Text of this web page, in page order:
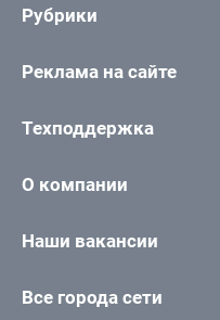
Рубрики
Реклама на сайте
Техподдержка
О компании
Наши вакансии
Все города сети